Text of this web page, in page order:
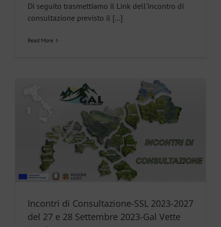
Di seguito trasmettiamo il Link dell'incontro di
consultazione previsto il [...]
Read More
Incontri di Consultazione-SSL 2023-2027
del 27 e 28 Settembre 2023-Gal Vette